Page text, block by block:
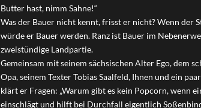
Butter hast, nimm Sahne!“
Was der Bauer nicht kennt, frisst er nicht? Wenn der
würde er Bauer werden. Ranz ist Bauer im
zweistündige Landpartie.
Gemeinsam mit seinem sächsischen Alter Ego, dem
Opa, seinem Texter Tobias Saalfeld, Ihnen und ein
klärt er Fragen: „Warum gibt es kein Popcorn, wenn
einschlägt und hilft bei Durchfall eigentlich